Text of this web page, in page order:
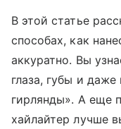
В этой статье
способах, как
аккуратно. Вы
глаза, губы и даже
гирлянды». А еще
хайлайтер лучше